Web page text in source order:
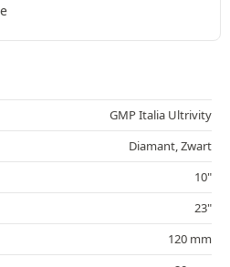
GMP Italia Ultrivity
Diamant, Zwart
10"
23"
120 mm